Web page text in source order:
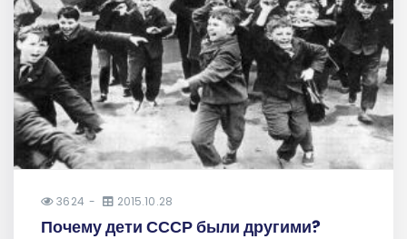
3624 2015.10.28
Почему дети СССР были другими?